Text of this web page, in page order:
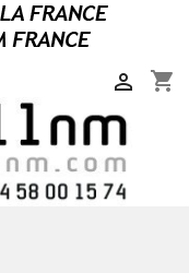
shopping_cart
